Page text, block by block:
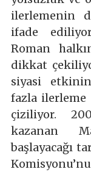
ilerlemenin
ifade
Roman
dikkat
siyasi
fazla
çiziliyor.
kazanan
başlayacağı